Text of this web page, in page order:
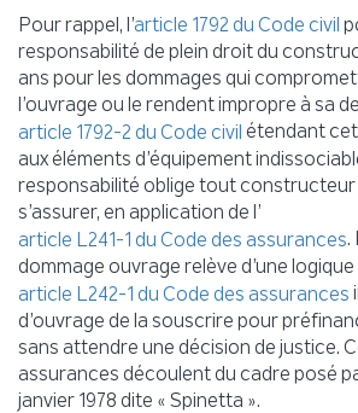
Pour rappel, l’article 1792 du Code civil
responsabilité de plein droit du
ans pour les dommages qui
l’ouvrage ou le rendent impropre à sa
article 1792-2 du Code civil étendant
aux éléments d’équipement
responsabilité oblige tout
s’assurer, en application de l’
article L241-1 du Code des assurances.
dommage ouvrage relève d’une logique
article L242-1 du Code des assurances
d’ouvrage de la souscrire pour
sans attendre une décision de justice.
assurances découlent du cadre posé
janvier 1978 dite « Spinetta ».